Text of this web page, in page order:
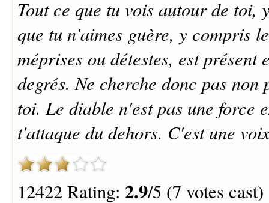
Tout ce que tu vois autour de toi,
que tu n'aimes guère, y compris
méprises ou détestes, est présent
degrés. Ne cherche donc pas non
toi. Le diable n'est pas une force
t'attaque du dehors. C'est une
12422 Rating: 2.9/5 (7 votes cast)